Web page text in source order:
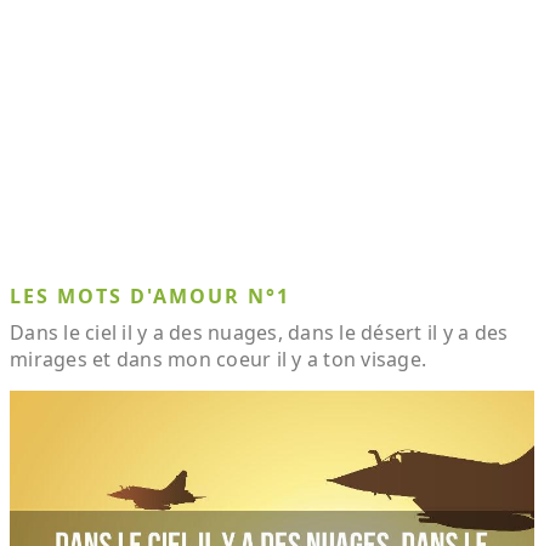
LES MOTS D'AMOUR N°1
Dans le ciel il y a des nuages, dans le désert il y a des
mirages et dans mon coeur il y a ton visage.